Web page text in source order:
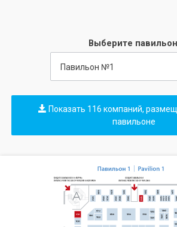
Выберите
Павильон №1
Показать 116 компаний,
павильоне